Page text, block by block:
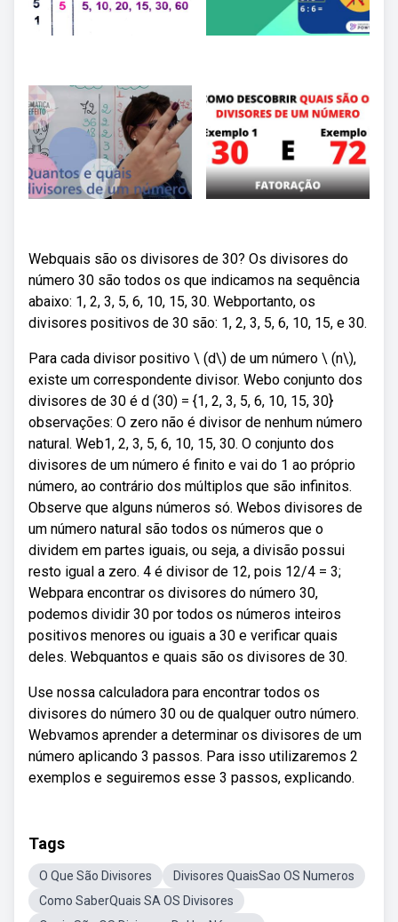
Webquais são os divisores de 30? Os divisores do
número 30 são todos os que indicamos na sequência
abaixo: 1, 2, 3, 5, 6, 10, 15, 30. Webportanto, os
divisores positivos de 30 são: 1, 2, 3, 5, 6, 10, 15, e 30.
Para cada divisor positivo \ (d\) de um número \ (n\),
existe um correspondente divisor. Webo conjunto dos
divisores de 30 é d (30) = {1, 2, 3, 5, 6, 10, 15, 30}
observações: O zero não é divisor de nenhum número
natural. Web1, 2, 3, 5, 6, 10, 15, 30. O conjunto dos
divisores de um número é finito e vai do 1 ao próprio
número, ao contrário dos múltiplos que são infinitos.
Observe que alguns números só. Webos divisores de
um número natural são todos os números que o
dividem em partes iguais, ou seja, a divisão possui
resto igual a zero. 4 é divisor de 12, pois 12/4 = 3;
Webpara encontrar os divisores do número 30,
podemos dividir 30 por todos os números inteiros
positivos menores ou iguais a 30 e verificar quais
deles. Webquantos e quais são os divisores de 30.
Use nossa calculadora para encontrar todos os
divisores do número 30 ou de qualquer outro número.
Webvamos aprender a determinar os divisores de um
número aplicando 3 passos. Para isso utilizaremos 2
exemplos e seguiremos esse 3 passos, explicando.
Tags
O Que São Divisores
Divisores QuaisSao OS Numeros
Como SaberQuais SA OS Divisores